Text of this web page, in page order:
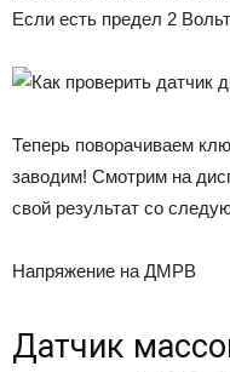
Если есть предел 2
Теперь поворачиваем
заводим! Смотрим на
свой результат со
Напряжение на ДМРВ
Датчик